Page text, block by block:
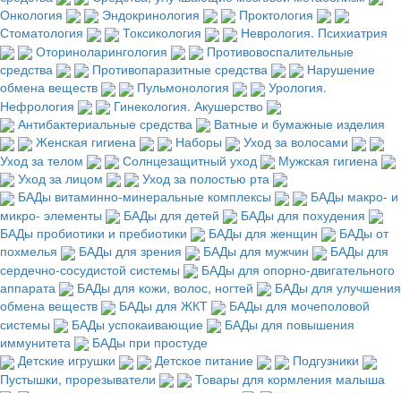
Онкология
Эндокринология
Проктология
Стоматология
Токсикология
Неврология. Психиатрия
Оториноларингология
Противовоспалительные
средства
Противопаразитные средства
Нарушение
обмена веществ
Пульмонология
Урология.
Нефрология
Гинекология. Акушерство
Антибактериальные средства
Ватные и бумажные изделия
Женская гигиена
Наборы
Уход за волосами
Уход за телом
Солнцезащитный уход
Мужская гигиена
Уход за лицом
Уход за полостью рта
БАДы витаминно-минеральные комплексы
БАДы макро- и
микро- элементы
БАДы для детей
БАДы для похудения
БАДы пробиотики и пребиотики
БАДы для женщин
БАДы от
похмелья
БАДы для зрения БАДы для мужчин
БАДы для
сердечно-сосудистой системы
БАДы для опорно-двигательного
аппарата
БАДы для кожи, волос, ногтей
БАДы для улучшения
обмена веществ
БАДы для ЖКТ
БАДы для мочеполовой
системы
БАДы успокаивающие
БАДы для повышения
иммунитета
БАДы при простуде
Детские игрушки
Детское питание
Подгузники
Пустышки, прорезыватели
Товары для кормления малыша